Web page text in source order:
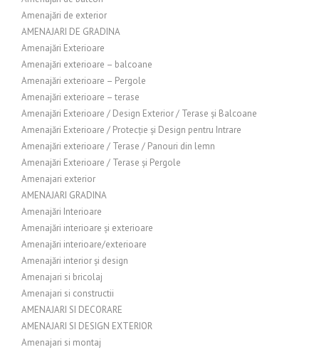
Amenajări de exterior
AMENAJARI DE GRADINA
Amenajări Exterioare
Amenajări exterioare – balcoane
Amenajări exterioare – Pergole
Amenajări exterioare – terase
Amenajări Exterioare / Design Exterior / Terase și Balcoane
Amenajări Exterioare / Protecție și Design pentru Intrare
Amenajări exterioare / Terase / Panouri din lemn
Amenajări Exterioare / Terase și Pergole
Amenajari exterior
AMENAJARI GRADINA
Amenajări Interioare
Amenajări interioare și exterioare
Amenajări interioare/exterioare
Amenajări interior și design
Amenajari si bricolaj
Amenajari si constructii
AMENAJARI SI DECORARE
AMENAJARI SI DESIGN EXTERIOR
Amenajari si montaj